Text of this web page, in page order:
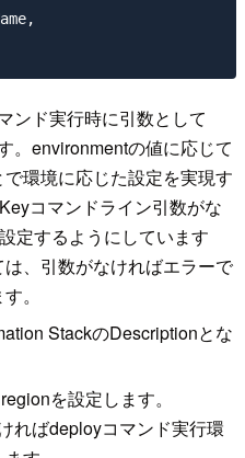
ンド実行時に引数として
。environmentの値に応じて
環境に応じた設定を実現す
コマンドライン引数がな
定するようにしています
、引数がなければエラーで
。
StackのDescriptionとな
を設定します。
ればdeployコマンド実行環